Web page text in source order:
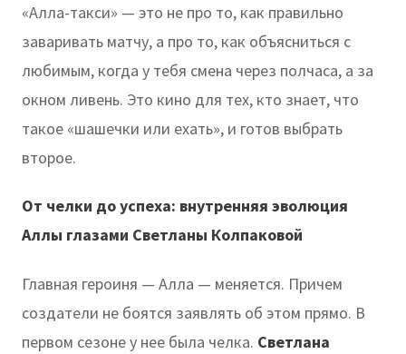
«Алла-такси» — это не про то, как правильно
заваривать матчу, а про то, как объясниться с
любимым, когда у тебя смена через полчаса, а за
окном ливень. Это кино для тех, кто знает, что
такое «шашечки или ехать», и готов выбрать
второе.
От челки до успеха: внутренняя эволюция
Аллы глазами Светланы Колпаковой
Главная героиня — Алла — меняется. Причем
создатели не боятся заявлять об этом прямо. В
первом сезоне у нее была челка. Светлана